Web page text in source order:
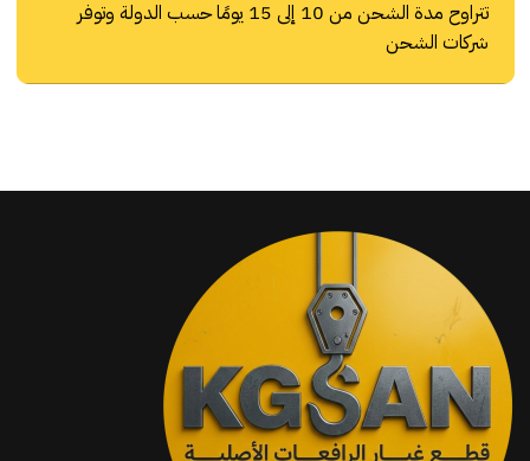
تتراوح مدة الشحن من 10 إلى 15 يومًا حسب الدولة وتوفر
شركات الشحن